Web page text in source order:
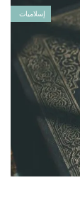
إسلاميات